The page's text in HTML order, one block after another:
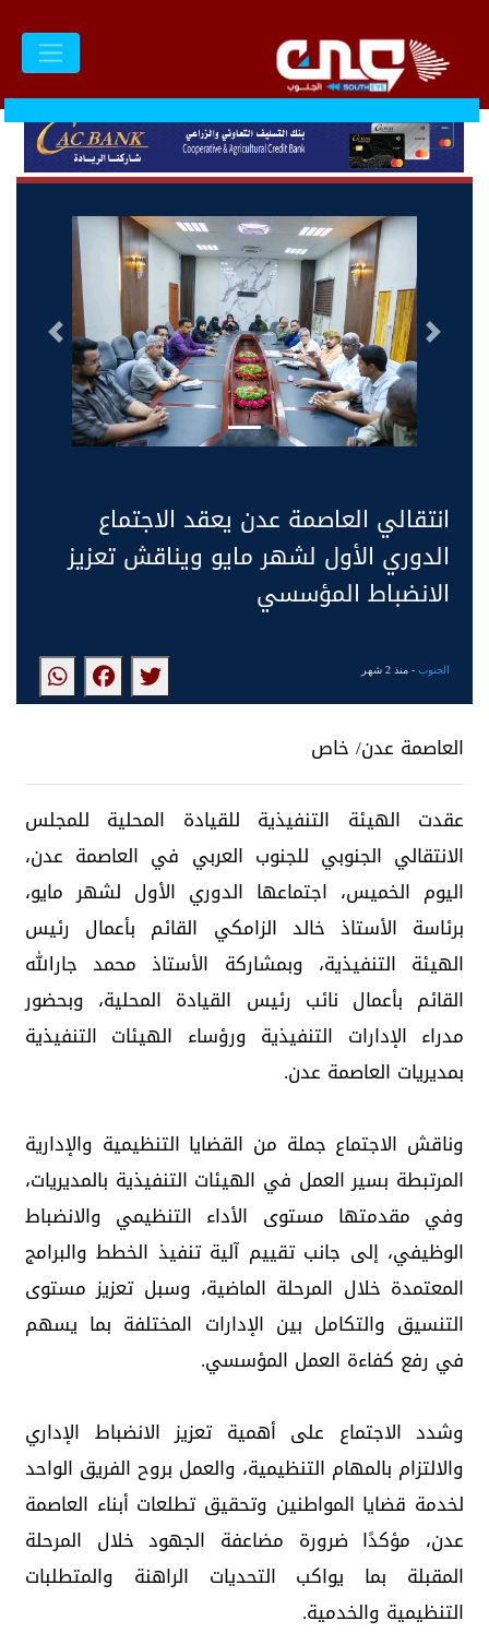
التالى السابق
انتقالي العاصمة عدن يعقد الاجتماع
الدوري الأول لشهر مايو ويناقش تعزيز
الانضباط المؤسسي
الجنوب- منذ 2 شهر
العاصمة عدن/ خاص
عقدت الهيئة التنفيذية للقيادة المحلية للمجلس
الانتقالي الجنوبي للجنوب العربي في العاصمة عدن،
اليوم الخميس، اجتماعها الدوري الأول لشهر مايو،
برئاسة الأستاذ خالد الزامكي القائم بأعمال رئيس
الهيئة التنفيذية، وبمشاركة الأستاذ محمد جارالله
القائم بأعمال نائب رئيس القيادة المحلية، وبحضور
مدراء الإدارات التنفيذية ورؤساء الهيئات التنفيذية
بمديريات العاصمة عدن.
وناقش الاجتماع جملة من القضايا التنظيمية والإدارية
المرتبطة بسير العمل في الهيئات التنفيذية بالمديريات،
وفي مقدمتها مستوى الأداء التنظيمي والانضباط
الوظيفي، إلى جانب تقييم آلية تنفيذ الخطط والبرامج
المعتمدة خلال المرحلة الماضية، وسبل تعزيز مستوى
التنسيق والتكامل بين الإدارات المختلفة بما يسهم
في رفع كفاءة العمل المؤسسي.
وشدد الاجتماع على أهمية تعزيز الانضباط الإداري
والالتزام بالمهام التنظيمية، والعمل بروح الفريق الواحد
لخدمة قضايا المواطنين وتحقيق تطلعات أبناء العاصمة
عدن، مؤكدًا ضرورة مضاعفة الجهود خلال المرحلة
المقبلة بما يواكب التحديات الراهنة والمتطلبات
التنظيمية والخدمية.